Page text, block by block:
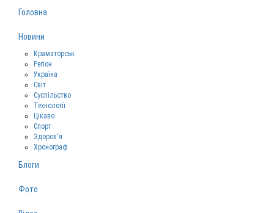
Головна
Новини
Краматорськ
Регіон
Україна
Світ
Суспільство
Технології
Цікаво
Спорт
Здоров‘я
Хронограф
Блоги
Фото